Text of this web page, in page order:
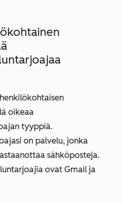
oikeaa
tyyppiä.
on palvelu, jonka
sähköposteja.
ovat Gmail ja